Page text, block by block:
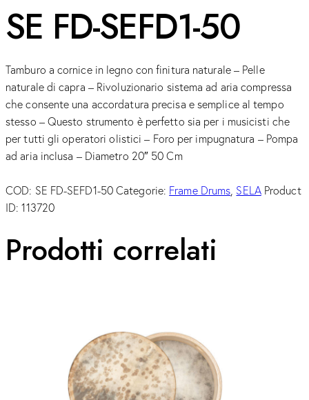
SE FD-SEFD1-50
Tamburo a cornice in legno con finitura naturale – Pelle
naturale di capra – Rivoluzionario sistema ad aria compressa
che consente una accordatura precisa e semplice al tempo
stesso – Questo strumento è perfetto sia per i musicisti che
per tutti gli operatori olistici – Foro per impugnatura – Pompa
ad aria inclusa – Diametro 20″ 50 Cm
COD: SE FD-SEFD1-50 Categorie: Frame Drums, SELA Product
ID:113720
Prodotti correlati